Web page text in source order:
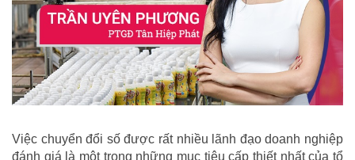
Việc chuyển đổi số được rất nhiều lãnh đạo doanh nghiệp
đánh giá là một trong những mục tiêu cấp thiết nhất của tổ